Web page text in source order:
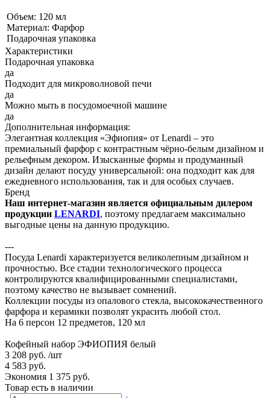
Объем: 120 мл
Материал: Фарфор
Подарочная упаковка
Характеристики
Подарочная упаковка
да
Подходит для микроволновой печи
да
Можно мыть в посудомоечной машине
да
Дополнительная информация:
Элегантная коллекция «Эфиопия» от Lenardi – это
премиальный фарфор с контрастным чёрно-белым дизайном и
рельефным декором. Изысканные формы и продуманный
дизайн делают посуду универсальной: она подходит как для
ежедневного использования, так и для особых случаев.
Бренд
Наш интернет-магазин является официальным дилером
продукции LENARDI, поэтому предлагаем максимально
выгодные цены на данную продукцию.
---
Посуда Lenardi характеризуется великолепным дизайном и
прочностью. Все стадии технологического процесса
контролируются квалифицированными специалистами,
поэтому качество не вызывает сомнений.
Коллекции посуды из опалового стекла, высококачественного
фарфора и керамики позволят украсить любой стол.
На 6 персон 12 предметов, 120 мл
Кофейный набор ЭФИОПИЯ белый
3 208 руб. /шт
4 583 руб.
Экономия 1 375 руб.
Товар есть в наличии